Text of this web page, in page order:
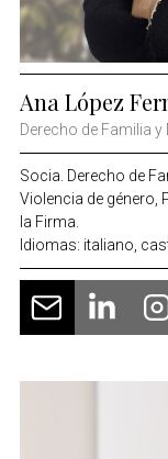
Ana López
Derecho de Familia y
Socia. Derecho de
Violencia de género,
la Firma.
Idiomas: italiano,